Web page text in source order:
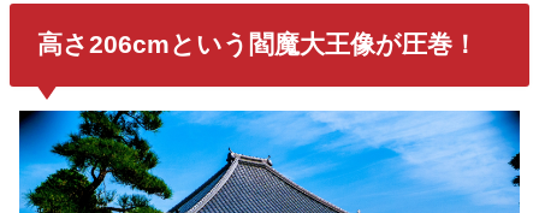
高さ206cmという閻魔大王像が圧巻！